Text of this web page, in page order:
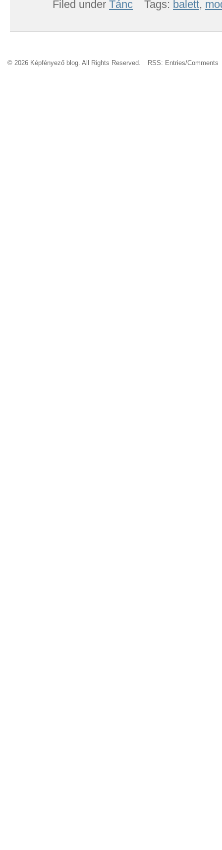
Filed under Tánc Tags: balett,
© 2026 Képfényező blog. All Rights Reserved. RSS: Entries/Comments